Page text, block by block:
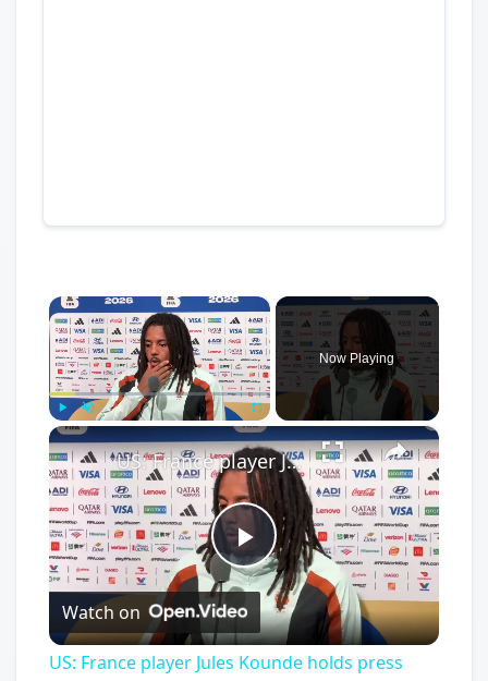
×
Play Unmute Fullscreen
Now Playing
×
Play
Video
US: France player Jules Kounde holds press conference after World Cup third-place match against England.
Watch on
US: France player Jules Kounde holds press